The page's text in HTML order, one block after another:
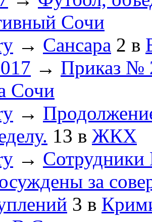
Сочи
→ Сансара 2 в
→ Приказ №
Сочи
→
13 в ЖКХ
→
за
3 в